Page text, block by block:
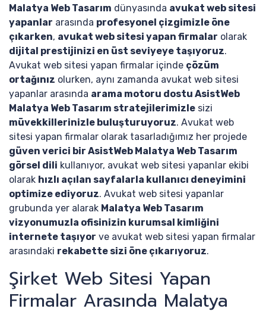
Malatya Web Tasarım dünyasında avukat web sitesi
yapanlar arasında profesyonel çizgimizle öne
çıkarken, avukat web sitesi yapan firmalar olarak
dijital prestijinizi en üst seviyeye taşıyoruz.
Avukat web sitesi yapan firmalar içinde çözüm
ortağınız olurken, aynı zamanda avukat web sitesi
yapanlar arasında arama motoru dostu AsistWeb
Malatya Web Tasarım stratejilerimizle sizi
müvekkillerinizle buluşturuyoruz. Avukat web
sitesi yapan firmalar olarak tasarladığımız her projede
güven verici bir AsistWeb Malatya Web Tasarım
görsel dili kullanıyor, avukat web sitesi yapanlar ekibi
olarak hızlı açılan sayfalarla kullanıcı deneyimini
optimize ediyoruz. Avukat web sitesi yapanlar
grubunda yer alarak Malatya Web Tasarım
vizyonumuzla ofisinizin kurumsal kimliğini
internete taşıyor ve avukat web sitesi yapan firmalar
arasındaki rekabette sizi öne çıkarıyoruz.
Şirket Web Sitesi Yapan
Firmalar Arasında Malatya